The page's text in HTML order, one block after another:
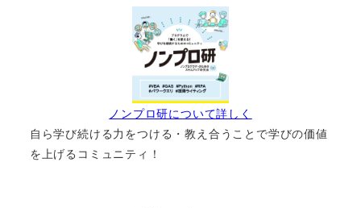
ノンプロ研について詳しく
自ら学び続ける力をつける・教え合うことで学びの価値
を上げるコミュニティ！